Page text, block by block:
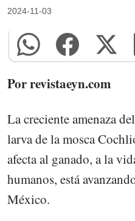
2024-11-03
Por revistaeyn.com
La creciente amenaza
larva de la mosca
afecta al ganado, a la
humanos, está
México.